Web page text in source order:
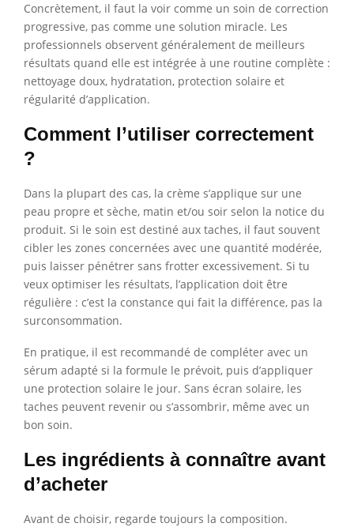
Concrètement, il faut la voir comme un soin de correction
progressive, pas comme une solution miracle. Les
professionnels observent généralement de meilleurs
résultats quand elle est intégrée à une routine complète :
nettoyage doux, hydratation, protection solaire et
régularité d’application.
Comment l’utiliser correctement
?
Dans la plupart des cas, la crème s’applique sur une
peau propre et sèche, matin et/ou soir selon la notice du
produit. Si le soin est destiné aux taches, il faut souvent
cibler les zones concernées avec une quantité modérée,
puis laisser pénétrer sans frotter excessivement. Si tu
veux optimiser les résultats, l’application doit être
régulière : c’est la constance qui fait la différence, pas la
surconsommation.
En pratique, il est recommandé de compléter avec un
sérum adapté si la formule le prévoit, puis d’appliquer
une protection solaire le jour. Sans écran solaire, les
taches peuvent revenir ou s’assombrir, même avec un
bon soin.
Les ingrédients à connaître avant
d’acheter
Avant de choisir, regarde toujours la composition.